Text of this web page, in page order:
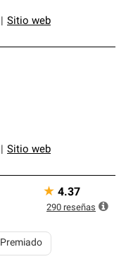
Sitio web
Sitio web
Premiado
★ 4.37
290 reseñas